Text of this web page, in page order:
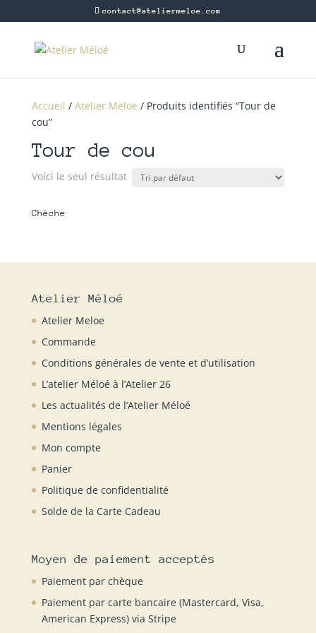
contact@ateliermeloe.com
Accueil / Atelier Meloe / Produits identifiés “Tour de
cou”
Tour de cou
Voici le seul résultat
Chèche
Atelier Méloé
Atelier Meloe
Commande
Conditions générales de vente et d’utilisation
L’atelier Méloé à l’Atelier 26
Les actualités de l’Atelier Méloé
Mentions légales
Mon compte
Panier
Politique de confidentialité
Solde de la Carte Cadeau
Moyen de paiement acceptés
Paiement par chèque
Paiement par carte bancaire (Mastercard, Visa,
American Express) via Stripe